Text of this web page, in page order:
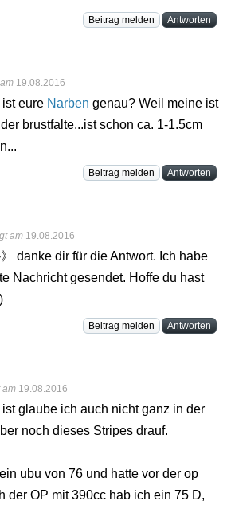
Beitrag melden Antworten
19.08.2016
ist eure Narben genau? Weil meine ist
brustfalte...ist schon ca. 1-1.5cm
Beitrag melden Antworten
am 19.08.2016
danke dir für die Antwort. Ich habe
Nachricht gesendet. Hoffe du hast
Beitrag melden Antworten
am 19.08.2016
glaube ich auch nicht ganz in der
noch dieses Stripes drauf.
ubu von 76 und hatte vor der op
der OP mit 390cc hab ich ein 75 D,